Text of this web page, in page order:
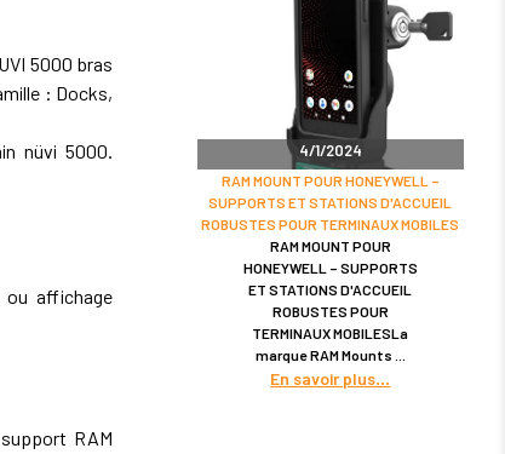
5000 bras
: Docks,
nüvi 5000.
ou affichage
RAM
4/1/2024
RAM MOUNT POUR HONEYWELL –
SUPPORTS ET STATIONS D'ACCUEIL
ROBUSTES POUR TERMINAUX MOBILES
RAM MOUNT POUR
HONEYWELL – SUPPORTS
ET STATIONS D'ACCUEIL
ROBUSTES POUR
TERMINAUX MOBILESLa
marque RAM Mounts
En savoir plus